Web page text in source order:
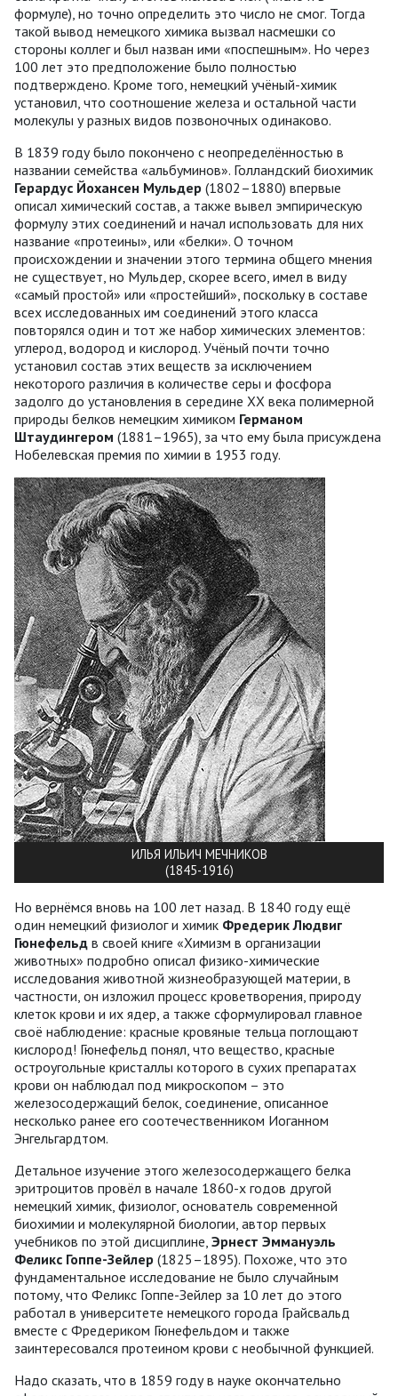
формуле), но точно определить это число не смог. Тогда
такой вывод немецкого химика вызвал насмешки со
стороны коллег и был назван ими «поспешным». Но через
100 лет это предположение было полностью
подтверждено. Кроме того, немецкий учёный-химик
установил, что соотношение железа и остальной части
молекулы у разных видов позвоночных одинаково.
В 1839 году было покончено с неопределённостью в
названии семейства «альбуминов». Голландский биохимик
Герардус Йохансен Мульдер (1802–1880) впервые
описал химический состав, а также вывел эмпирическую
формулу этих соединений и начал использовать для них
название «протеины», или «белки». О точном
происхождении и значении этого термина общего мнения
не существует, но Мульдер, скорее всего, имел в виду
«самый простой» или «простейший», поскольку в составе
всех исследованных им соединений этого класса
повторялся один и тот же набор химических элементов:
углерод, водород и кислород. Учёный почти точно
установил состав этих веществ за исключением
некоторого различия в количестве серы и фосфора
задолго до установления в середине ХХ века полимерной
природы белков немецким химиком Германом
Штаудингером (1881–1965), за что ему была присуждена
Нобелевская премия по химии в 1953 году.
ИЛЬЯ ИЛЬИЧ МЕЧНИКОВ
(1845-1916)
Но вернёмся вновь на 100 лет назад. В 1840 году ещё
один немецкий физиолог и химик Фредерик Людвиг
Гюнефельд в своей книге «Химизм в организации
животных» подробно описал физико-химические
исследования животной жизнеобразующей материи, в
частности, он изложил процесс кроветворения, природу
клеток крови и их ядер, а также сформулировал главное
своё наблюдение: красные кровяные тельца поглощают
кислород! Гюнефельд понял, что вещество, красные
остроугольные кристаллы которого в сухих препаратах
крови он наблюдал под микроскопом – это
железосодержащий белок, соединение, описанное
несколько ранее его соотечественником Иоганном
Энгельгардтом.
Детальное изучение этого железосодержащего белка
эритроцитов провёл в начале 1860-х годов другой
немецкий химик, физиолог, основатель современной
биохимии и молекулярной биологии, автор первых
учебников по этой дисциплине, Эрнест Эммануэль
Феликс Гоппе-Зейлер (1825–1895). Похоже, что это
фундаментальное исследование не было случайным
потому, что Феликс Гоппе-Зейлер за 10 лет до этого
работал в университете немецкого города Грайсвальд
вместе с Фредериком Гюнефельдом и также
заинтересовался протеином крови с необычной функцией.
Надо сказать, что в 1859 году в науке окончательно